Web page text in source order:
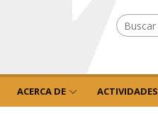
Buscar
por:
ACERCA DE ACTIVIDADES